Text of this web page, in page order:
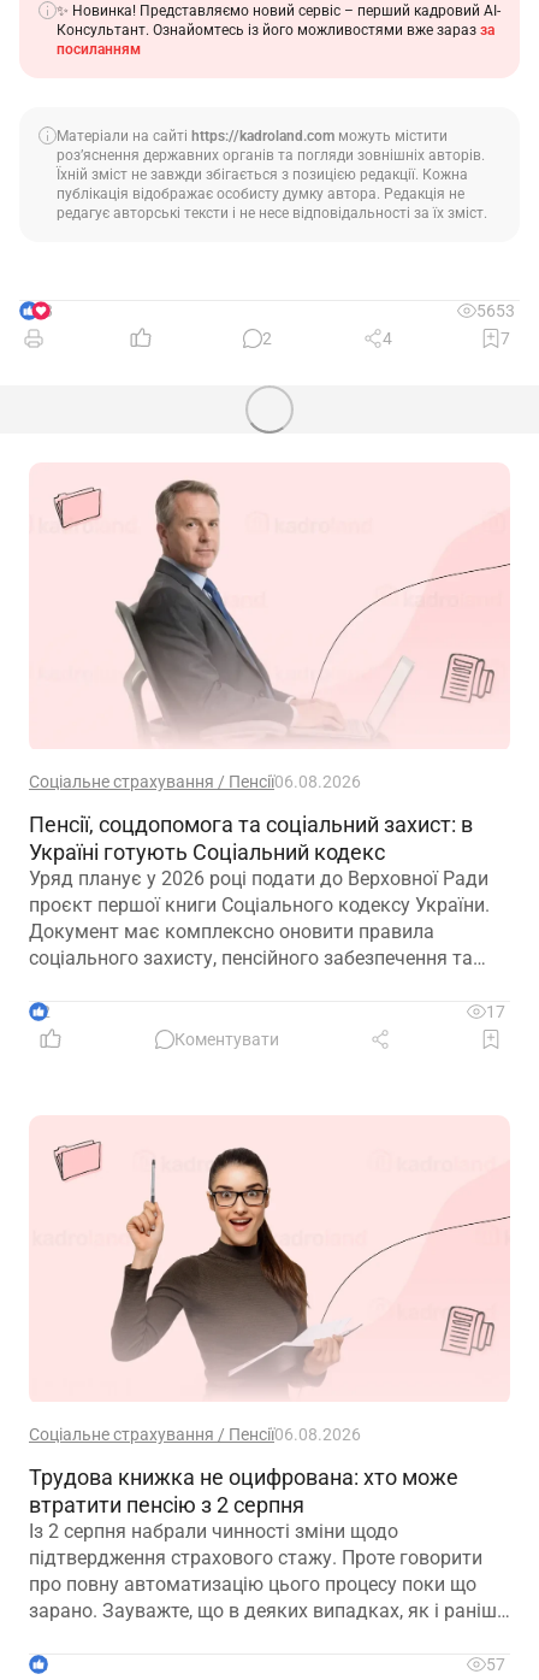
✨ Новинка! Представляємо новий сервіс – перший кадровий АІ-
Консультант. Ознайомтесь із його можливостями вже зараз за
посиланням
Матеріали на сайті https://kadroland.com можуть містити
роз’яснення державних органів та погляди зовнішніх авторів.
Їхній зміст не завжди збігається з позицією редакції. Кожна
публікація відображає особисту думку автора. Редакція не
редагує авторські тексти і не несе відповідальності за їх зміст.
8
5653
2
4 7
Соціальне страхування / Пенсії06.08.2026
Пенсії, соцдопомога та соціальний захист: в
Україні готують Соціальний кодекс
Уряд планує у 2026 році подати до Верховної Ради
проєкт першої книги Соціального кодексу України.
Документ має комплексно оновити правила
соціального захисту, пенсійного забезпечення та
близько 100 законодавчих актів із правом ЄС
2
17
Коментувати
Соціальне страхування / Пенсії06.08.2026
Трудова книжка не оцифрована: хто може
втратити пенсію з 2 серпня
Із 2 серпня набрали чинності зміни щодо
підтвердження страхового стажу. Проте говорити
про повну автоматизацію цього процесу поки що
зарано. Зауважте, що в деяких випадках, як і раніше,
підтвердження стажу і призначення пенсії
1
57